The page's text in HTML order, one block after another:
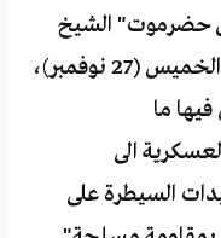
حضرموت" الشيخ
عمرو بن حبريش، في اللقاء القبلي الخميس (27 نوفمبر)،
ما
الى
السيطرة على